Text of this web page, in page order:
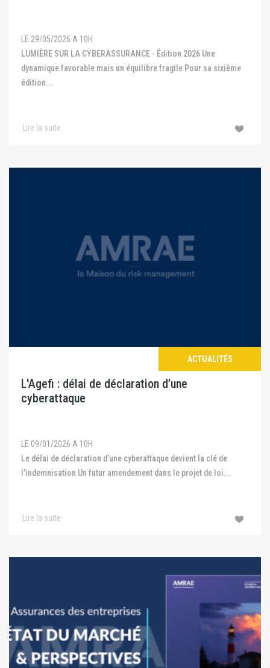
LE 29/05/2026 A 10H
LUMIÈRE SUR LA CYBERASSURANCE - Édition 2026 Une
dynamique favorable mais un équilibre fragile Pour sa sixième
édition...
Lire la suite
ACTUALITÉS
L'Agefi : délai de déclaration d’une
cyberattaque
LE 09/01/2026 A 10H
Le délai de déclaration d’une cyberattaque devient la clé de
l’indemnisation Un futur amendement dans le projet de loi...
Lire la suite